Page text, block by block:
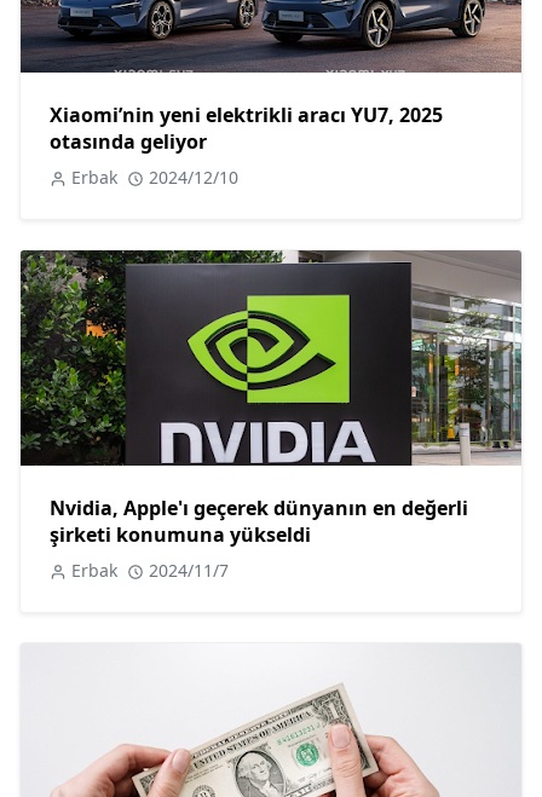
Xiaomi’nin yeni elektrikli aracı YU7, 2025
otasında geliyor
Erbak 2024/12/10
Nvidia, Apple'ı geçerek dünyanın en değerli
şirketi konumuna yükseldi
Erbak 2024/11/7